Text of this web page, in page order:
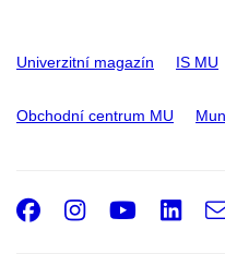
Univerzitní magazín IS MU
Obchodní centrum MU
Facebook